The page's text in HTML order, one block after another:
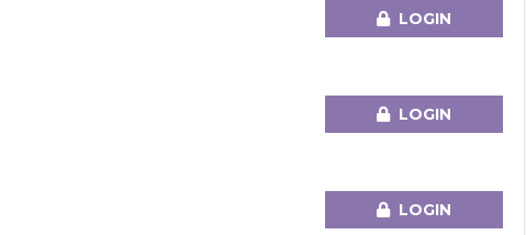
LOGIN
LOGIN
LOGIN